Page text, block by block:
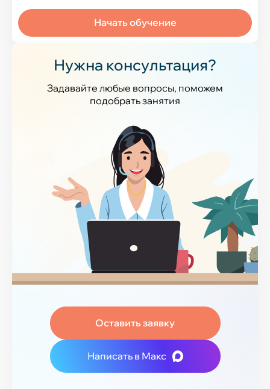
Начать обучение
Нужна консультация?
Задавайте любые вопросы, поможем
подобрать занятия
Оставить заявку
Написать в Макс